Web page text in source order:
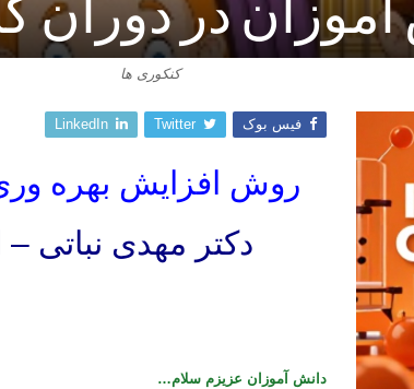
در دوران
کنکوری ها
فیس بوک Twitter
LinkedIn
روش افزایش بهره
دکتر مهدی نباتی
دانش آموزان عزیزم سلام…